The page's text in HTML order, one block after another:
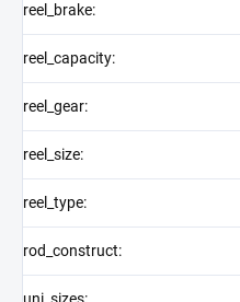
reel_brake:
reel_capacity:
reel_gear:
reel_size:
reel_type:
rod_construct: